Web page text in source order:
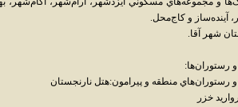
آينده‌ساز و کاج‌محل.
شهر آقا.
رستوران‌ها:
رستوران‌هاي منطقه و پيرامون:هتل نارنجستان
خزر